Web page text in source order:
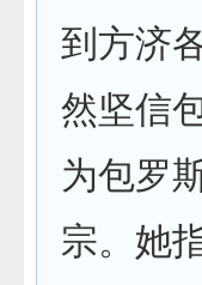
到方济
然坚信
为包罗
宗。她